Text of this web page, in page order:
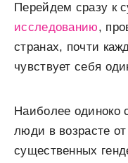
Перейдем сразу к
исследованию,
странах, почти
чувствует себя
Наиболее одиноко
люди в возрасте
существенных